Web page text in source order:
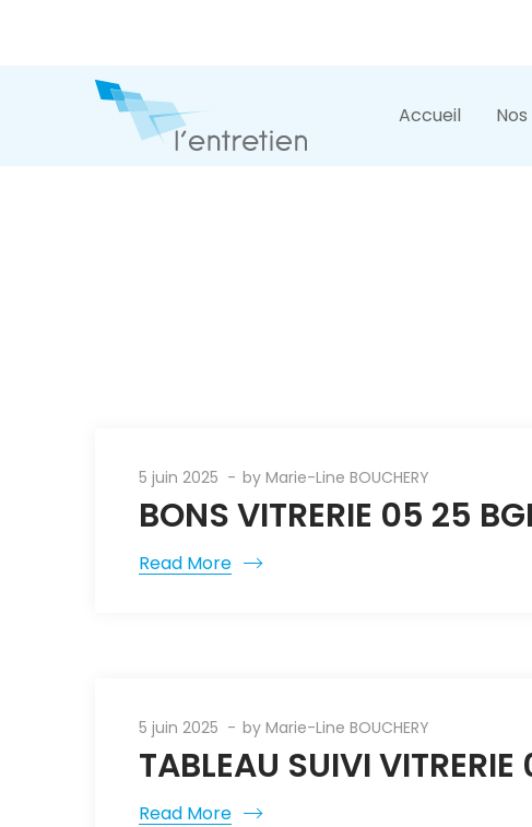
Accueil
5 juin 2025 by Marie-Line BOUCHERY
BONS VITRERIE 05 25
Read More
5 juin 2025 by Marie-Line BOUCHERY
TABLEAU SUIVI
Read More